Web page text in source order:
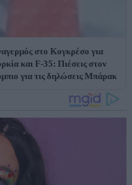
στο Κογκρέσο για
και F-35: Πιέσεις στον
για τις δηλώσεις Μπάρακ